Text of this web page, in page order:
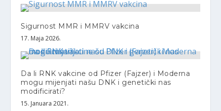
Sigurnost MMR i MMRV vakcina
17. Maja 2026.
Da li RNK vakcine od Pfizer (Fajzer) i Moderna
mogu mijenjati našu DNK i genetički nas
modificirati?
15. Januara 2021.